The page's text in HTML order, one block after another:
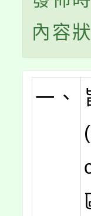
內容
一、